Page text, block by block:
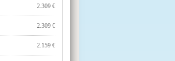
2.309 €
2.309 €
2.159 €